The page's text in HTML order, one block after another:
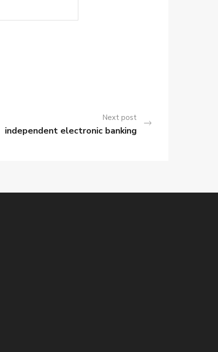
Next post
independent electronic banking